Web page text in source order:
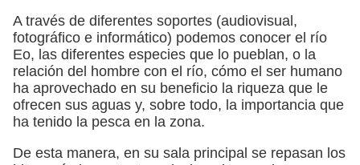
A través de diferentes soportes (audiovisual,
fotográfico e informático) podemos conocer el río
Eo, las diferentes especies que lo pueblan, o la
relación del hombre con el río, cómo el ser humano
ha aprovechado en su beneficio la riqueza que le
ofrecen sus aguas y, sobre todo, la importancia que
ha tenido la pesca en la zona.
De esta manera, en su sala principal se repasan los